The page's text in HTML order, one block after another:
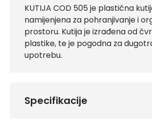
KUTIJA COD 505 je plastična
namijenjena za pohranjivanje i
prostoru. Kutija je izrađena od
plastike, te je pogodna za
upotrebu.
Specifikacije